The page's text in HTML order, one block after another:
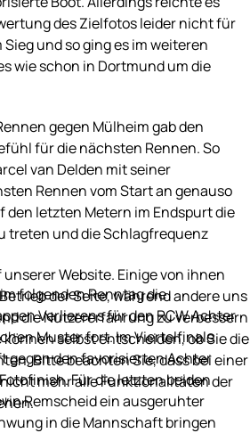
des Zielfotos leider nicht für
und so ging es im weiteren
wie schon in Dortmund um die
gegen Mülheim gab den
für die nächsten Rennen. So
van Delden mit seiner
Rennen vom Start an genauso
den letzten Metern im Endspurt die
treten und die Schlagfrequenz
folgenden Renntag die
Verlierens für den RCW Achter
Muster fort. Im Viertelfinale
gegen den favorisierten Achter
Für die letzten beiden
Remscheid ein ausgeruhter
in die Mannschaft bringen
Website. Einige von ihnen
der Seite, während andere uns
die Nutzererfahrung zu verbessern
selbst entscheiden, ob Sie die
Bitte beachten Sie, dass bei einer
mehr alle Funktionalitäten der